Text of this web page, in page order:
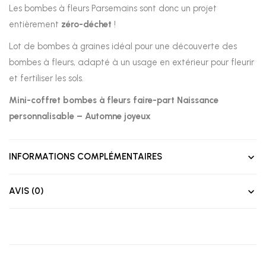
Les bombes à fleurs Parsemains sont donc un projet
entièrement zéro-déchet !
Lot de bombes à graines idéal pour une découverte des
bombes à fleurs, adapté à un usage en extérieur pour fleurir
et fertiliser les sols.
Mini-coffret bombes à fleurs faire-part Naissance
personnalisable – Automne joyeux
INFORMATIONS COMPLÉMENTAIRES
AVIS (0)